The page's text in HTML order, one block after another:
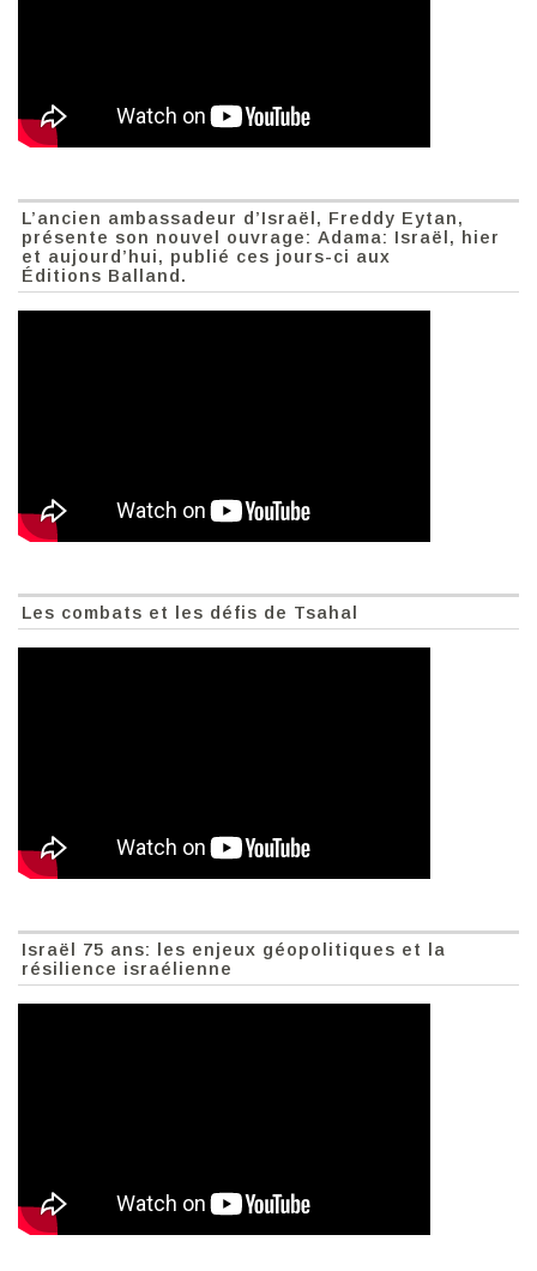
L’ancien ambassadeur d’Israël, Freddy Eytan,
présente son nouvel ouvrage: Adama: Israël, hier
et aujourd’hui, publié ces jours-ci aux
Éditions Balland.
Les combats et les défis de Tsahal
Israël 75 ans: les enjeux géopolitiques et la
résilience israélienne